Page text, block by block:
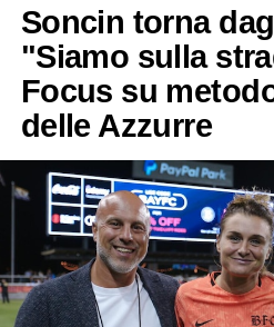
Soncin torna
"Siamo sulla
Focus su
delle Azzurre